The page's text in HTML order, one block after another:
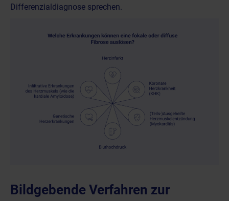
Differenzialdiagnose sprechen.
Bildgebende Verfahren zur